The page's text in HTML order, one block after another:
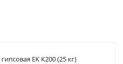
ЕК К200 (25 кг)